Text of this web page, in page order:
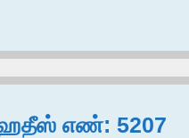
ஹதீஸ் எண்: 5207